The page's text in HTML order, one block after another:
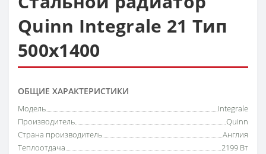
Quinn Integrale 21 Тип
500х1400
ОБЩИЕ ХАРАКТЕРИСТИКИ
Модель
Integrale
Производитель
Quinn
Страна производитель
Англия
Теплоотдача
2199 Вт